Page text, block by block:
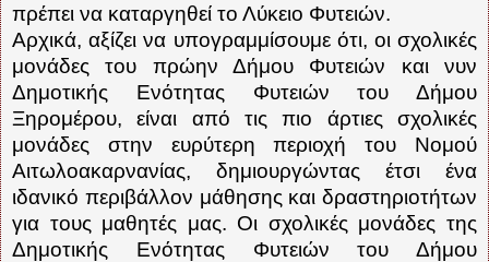
πρέπει να καταργηθεί το Λύκειο Φυτειών.
Αρχικά, αξίζει να υπογραμμίσουμε ότι, οι σχολικές
μονάδες του πρώην Δήμου Φυτειών και νυν
Δημοτικής Ενότητας Φυτειών του Δήμου
Ξηρομέρου, είναι από τις πιο άρτιες σχολικές
μονάδες στην ευρύτερη περιοχή του Νομού
Αιτωλοακαρνανίας, δημιουργώντας έτσι ένα
ιδανικό περιβάλλον μάθησης και δραστηριοτήτων
για τους μαθητές μας. Οι σχολικές μονάδες της
Δημοτικής Ενότητας Φυτειών του Δήμου